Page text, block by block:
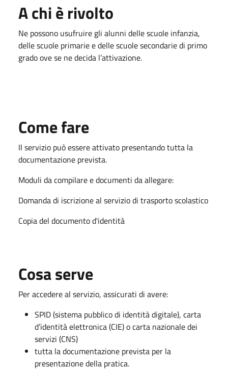
A chi è rivolto
Ne possono usufruire gli alunni delle scuole infanzia,
delle scuole primarie e delle scuole secondarie di primo
grado ove se ne decida l’attivazione.
Come fare
Il servizio può essere attivato presentando tutta la
documentazione prevista.
Moduli da compilare e documenti da allegare:
Domanda di iscrizione al servizio di trasporto scolastico
Copia del documento d'identità
Cosa serve
Per accedere al servizio, assicurati di avere:
SPID (sistema pubblico di identità digitale), carta
d’identità elettronica (CIE) o carta nazionale dei
servizi (CNS)
tutta la documentazione prevista per la
presentazione della pratica.